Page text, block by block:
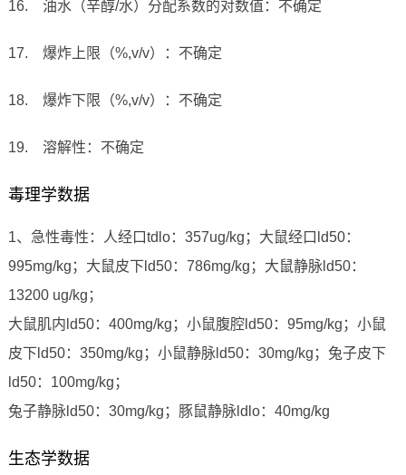
16. 油水（辛醇/水）分配系数的对数值：不确定
17. 爆炸上限（%,v/v）：不确定
18. 爆炸下限（%,v/v）：不确定
19. 溶解性： 不确定
毒理学数据
1、急性毒性：人经口tdlo： 357ug/kg ；大鼠经口 ld50：
995mg/kg ；大鼠皮下ld50： 786mg/kg ；大鼠静脉 ld50：
13200 ug/kg ；
大鼠肌内 ld50： 400mg/kg ；小鼠腹腔ld50： 95mg/kg ；小鼠
皮下ld50： 350mg/kg ；小鼠静脉 ld50： 30mg/kg ；兔子皮下
ld50： 100mg/kg ；
兔子静脉 ld50： 30mg/kg ；豚鼠静脉 ldlo： 40mg/kg
生态学数据